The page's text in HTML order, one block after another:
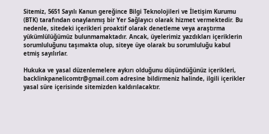
Sitemiz, 5651 Sayılı Kanun gereğince Bilgi Teknolojileri ve İletişim Kurumu
(BTK) tarafından onaylanmış bir Yer Sağlayıcı olarak hizmet vermektedir. Bu
nedenle, sitedeki içerikleri proaktif olarak denetleme veya araştırma
yükümlülüğümüz bulunmamaktadır. Ancak, üyelerimiz yazdıkları içeriklerin
sorumluluğunu taşımakta olup, siteye üye olarak bu sorumluluğu kabul
etmiş sayılırlar.
Hukuka ve yasal düzenlemelere aykırı olduğunu düşündüğünüz içerikleri,
backlinkpanelicomtr@gmail.comadresine bildirmeniz halinde, ilgili içerikler
yasal süre içerisinde sitemizden kaldırılacaktır.